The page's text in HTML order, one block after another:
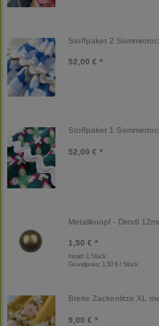
Stoffpaket 2
52,00 € *
Stoffpaket 1
52,00 € *
Metallknopf - Dirndl
1,50 € *
Inhalt: 1 Stück
Grundpreis: 1,50 € / Stück
Breite Zackenlitze XL
9,00 € *